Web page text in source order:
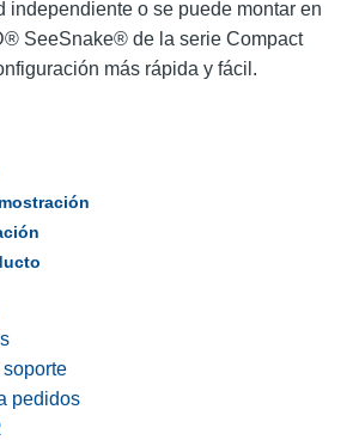
independiente o se puede montar en
SeeSnake® de la serie Compact
más rápida y fácil.
pedidos